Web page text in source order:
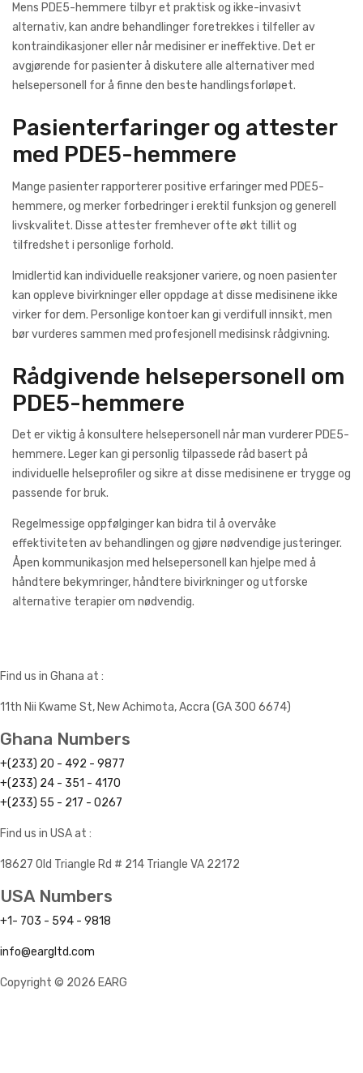
Mens PDE5-hemmere tilbyr et praktisk og ikke-invasivt
alternativ, kan andre behandlinger foretrekkes i tilfeller av
kontraindikasjoner eller når medisiner er ineffektive. Det er
avgjørende for pasienter å diskutere alle alternativer med
helsepersonell for å finne den beste handlingsforløpet.
Pasienterfaringer og attester
med PDE5-hemmere
Mange pasienter rapporterer positive erfaringer med PDE5-
hemmere, og merker forbedringer i erektil funksjon og generell
livskvalitet. Disse attester fremhever ofte økt tillit og
tilfredshet i personlige forhold.
Imidlertid kan individuelle reaksjoner variere, og noen pasienter
kan oppleve bivirkninger eller oppdage at disse medisinene ikke
virker for dem. Personlige kontoer kan gi verdifull innsikt, men
bør vurderes sammen med profesjonell medisinsk rådgivning.
Rådgivende helsepersonell om
PDE5-hemmere
Det er viktig å konsultere helsepersonell når man vurderer PDE5-
hemmere. Leger kan gi personlig tilpassede råd basert på
individuelle helseprofiler og sikre at disse medisinene er trygge og
passende for bruk.
Regelmessige oppfølginger kan bidra til å overvåke
effektiviteten av behandlingen og gjøre nødvendige justeringer.
Åpen kommunikasjon med helsepersonell kan hjelpe med å
håndtere bekymringer, håndtere bivirkninger og utforske
alternative terapier om nødvendig.
Find us in Ghana at :
11th Nii Kwame St, New Achimota, Accra (GA 300 6674)
Ghana Numbers
+(233) 20 - 492 - 9877
+(233) 24 - 351 - 4170
+(233) 55 - 217 - 0267
Find us in USA at :
18627 Old Triangle Rd # 214 Triangle VA 22172
USA Numbers
+1- 703 - 594 - 9818
info@eargltd.com
Copyright © 2026 EARG